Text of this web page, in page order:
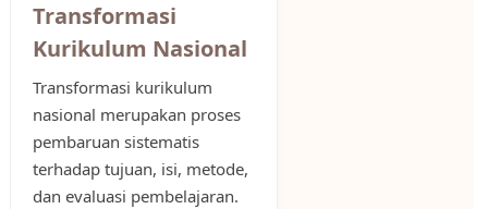
Transformasi
Kurikulum Nasional
Transformasi kurikulum
nasional merupakan proses
pembaruan sistematis
terhadap tujuan, isi, metode,
dan evaluasi pembelajaran.